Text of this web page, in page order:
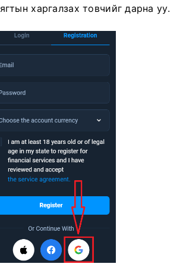
харгалзах товчийг дарна уу.